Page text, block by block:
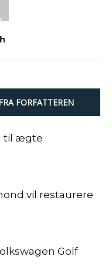
FORFATTEREN
til ægte
vil restaurere
Golf